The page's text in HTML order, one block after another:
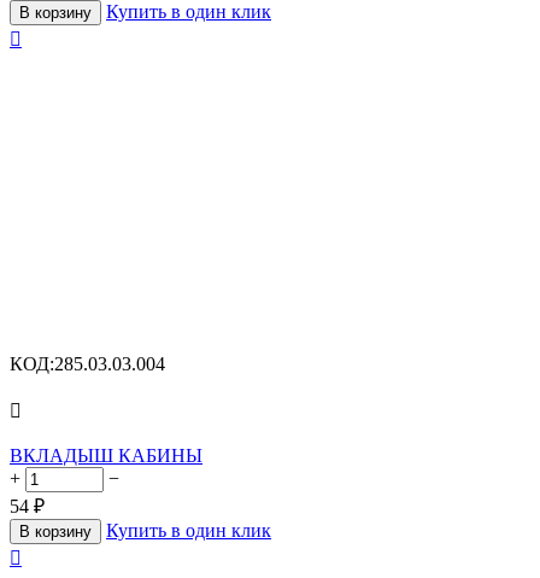
В корзину
Купить в один клик

КОД:285.03.03.004

ВКЛАДЫШ КАБИНЫ
+
−
54 ₽
В корзину
Купить в один клик
